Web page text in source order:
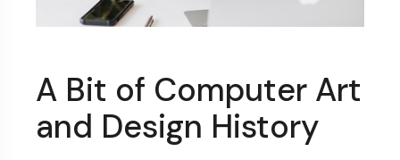
A Bit of Computer Art
and Design History